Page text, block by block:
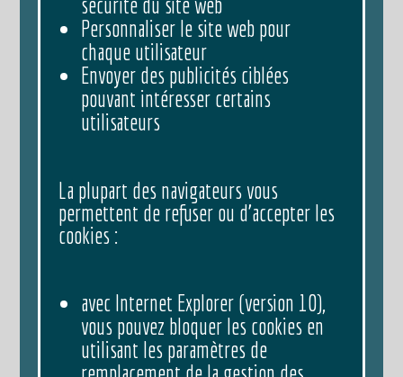
Personnaliser le site web pour
chaque utilisateur
Envoyer des publicités ciblées
pouvant intéresser certains
utilisateurs
La plupart des navigateurs vous
permettent de refuser ou d’accepter les
cookies :
avec Internet Explorer (version 10),
vous pouvez bloquer les cookies en
utilisant les paramètres de